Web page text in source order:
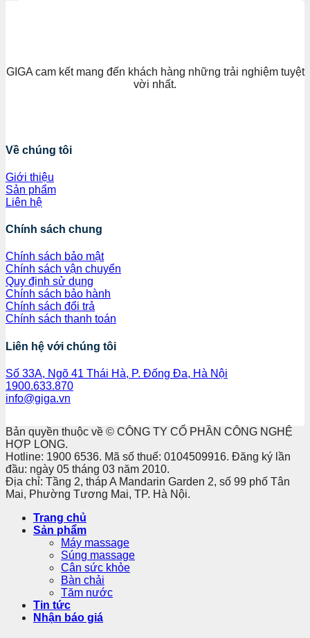
GIGA cam kết mang đến khách hàng những trải nghiệm tuyệt
vời nhất.
Về chúng tôi
Giới thiệu
Sản phẩm
Liên hệ
Chính sách chung
Chính sách bảo mật
Chính sách vận chuyển
Quy định sử dụng
Chính sách bảo hành
Chính sách đổi trả
Chính sách thanh toán
Liên hệ với chúng tôi
Số 33A, Ngõ 41 Thái Hà, P. Đống Đa, Hà Nội
1900.633.870
info@giga.vn
Bản quyền thuộc về © CÔNG TY CỔ PHẦN CÔNG NGHỆ
HỢP LONG.
Hotline: 1900 6536. Mã số thuế: 0104509916. Đăng ký lần
đầu: ngày 05 tháng 03 năm 2010.
Địa chỉ: Tầng 2, tháp A Mandarin Garden 2, số 99 phố Tân
Mai, Phường Tương Mai, TP. Hà Nội.
Trang chủ
Sản phẩm
Máy massage
Súng massage
Cân sức khỏe
Bàn chải
Tăm nước
Tin tức
Nhận báo giá